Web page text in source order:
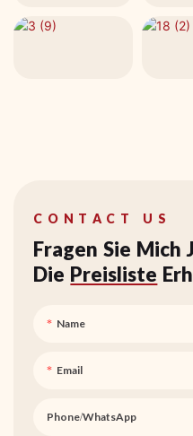
CONTACT US
Fragen Sie Mich
Die Preisliste
Name
Email
Phone/whatsApp